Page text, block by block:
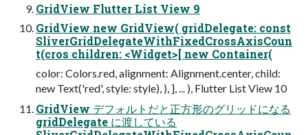
GridView Flutter List View 9
GridView new GridView( gridDelegate: const
SliverGridDelegateWithFixedCrossAxisCoun
t(cros children: <Widget>[ new Container(
color: Colors.red, alignment: Alignment.center, child:
new Text('red', style: style), ), ], ... ), Flutter List View 10
GridView デフォルトだと正方形のグリッドになる
gridDelegate に渡している